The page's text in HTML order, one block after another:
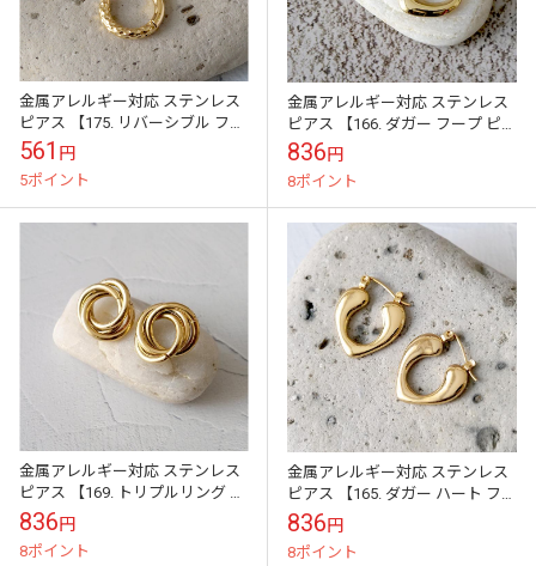
金属アレルギー対応 ステンレス
ピアス 【175. リバーシブル フー
プピアス 外径15mm】 キャッチ
レス シンプル 輪っか メ...
561 円
5ポイント
金属アレルギー対応 ステンレス
ピアス 【166. ダガー フープ ピア
ス】 ゴールド キャッチレス メー
ル便送料無料 国内発送
836円
8ポイント
金属アレルギー対応 ステンレス
ピアス 【169. トリプルリング ピ
アス】 ゴールド/シルバー スタ
ッド メール便送料無料 国内発...
836円
8ポイント
金属アレルギー対応 ステンレス
ピアス 【165. ダガー ハート フー
プ ピアス】 ゴールド キャッチレ
ス メール便送料無料 国内...
836円
8ポイント